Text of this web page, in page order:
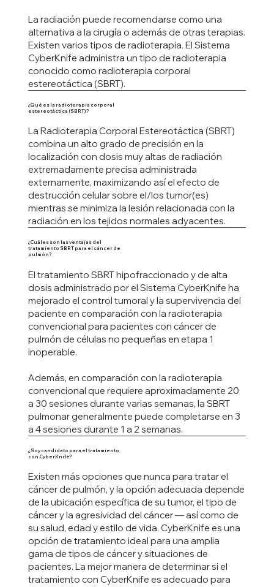
La radiación puede recomendarse como una
alternativa a la cirugía o además de otras terapias.
Existen varios tipos de radioterapia. El Sistema
CyberKnife administra un tipo de radioterapia
conocido como radioterapia corporal
estereotáctica (SBRT).
¿Qué es la radioterapia corporal
estereotáctica (SBRT)?
La Radioterapia Corporal Estereotáctica (SBRT)
combina un alto grado de precisión en la
localización con dosis muy altas de radiación
extremadamente precisa administrada
externamente, maximizando así el efecto de
destrucción celular sobre el/los tumor(es)
mientras se minimiza la lesión relacionada con la
radiación en los tejidos normales adyacentes.
¿Cuáles son las ventajas del
tratamiento SBRT para el cáncer de
pulmón?
El tratamiento SBRT hipofraccionado y de alta
dosis administrado por el Sistema CyberKnife ha
mejorado el control tumoral y la supervivencia del
paciente en comparación con la radioterapia
convencional para pacientes con cáncer de
pulmón de células no pequeñas en etapa 1
inoperable.
Además, en comparación con la radioterapia
convencional que requiere aproximadamente 20
a 30 sesiones durante varias semanas, la SBRT
pulmonar generalmente puede completarse en 3
a 4 sesiones durante 1 a 2 semanas.
¿Soy candidato para el tratamiento
con CyberKnife?
Existen más opciones que nunca para tratar el
cáncer de pulmón, y la opción adecuada depende
de la ubicación específica de su tumor, el tipo de
cáncer y la agresividad del cáncer — así como de
su salud, edad y estilo de vida. CyberKnife es una
opción de tratamiento ideal para una amplia
gama de tipos de cáncer y situaciones de
pacientes. La mejor manera de determinar si el
tratamiento con CyberKnife es adecuado para